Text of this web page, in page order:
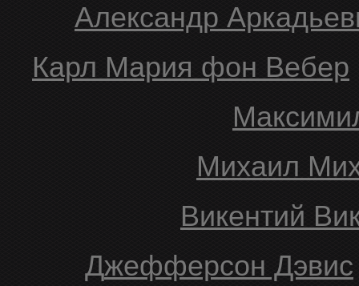
Александр
Карл Мария фон Вебер
Михаил
Викентий
Джефферсон Дэвис